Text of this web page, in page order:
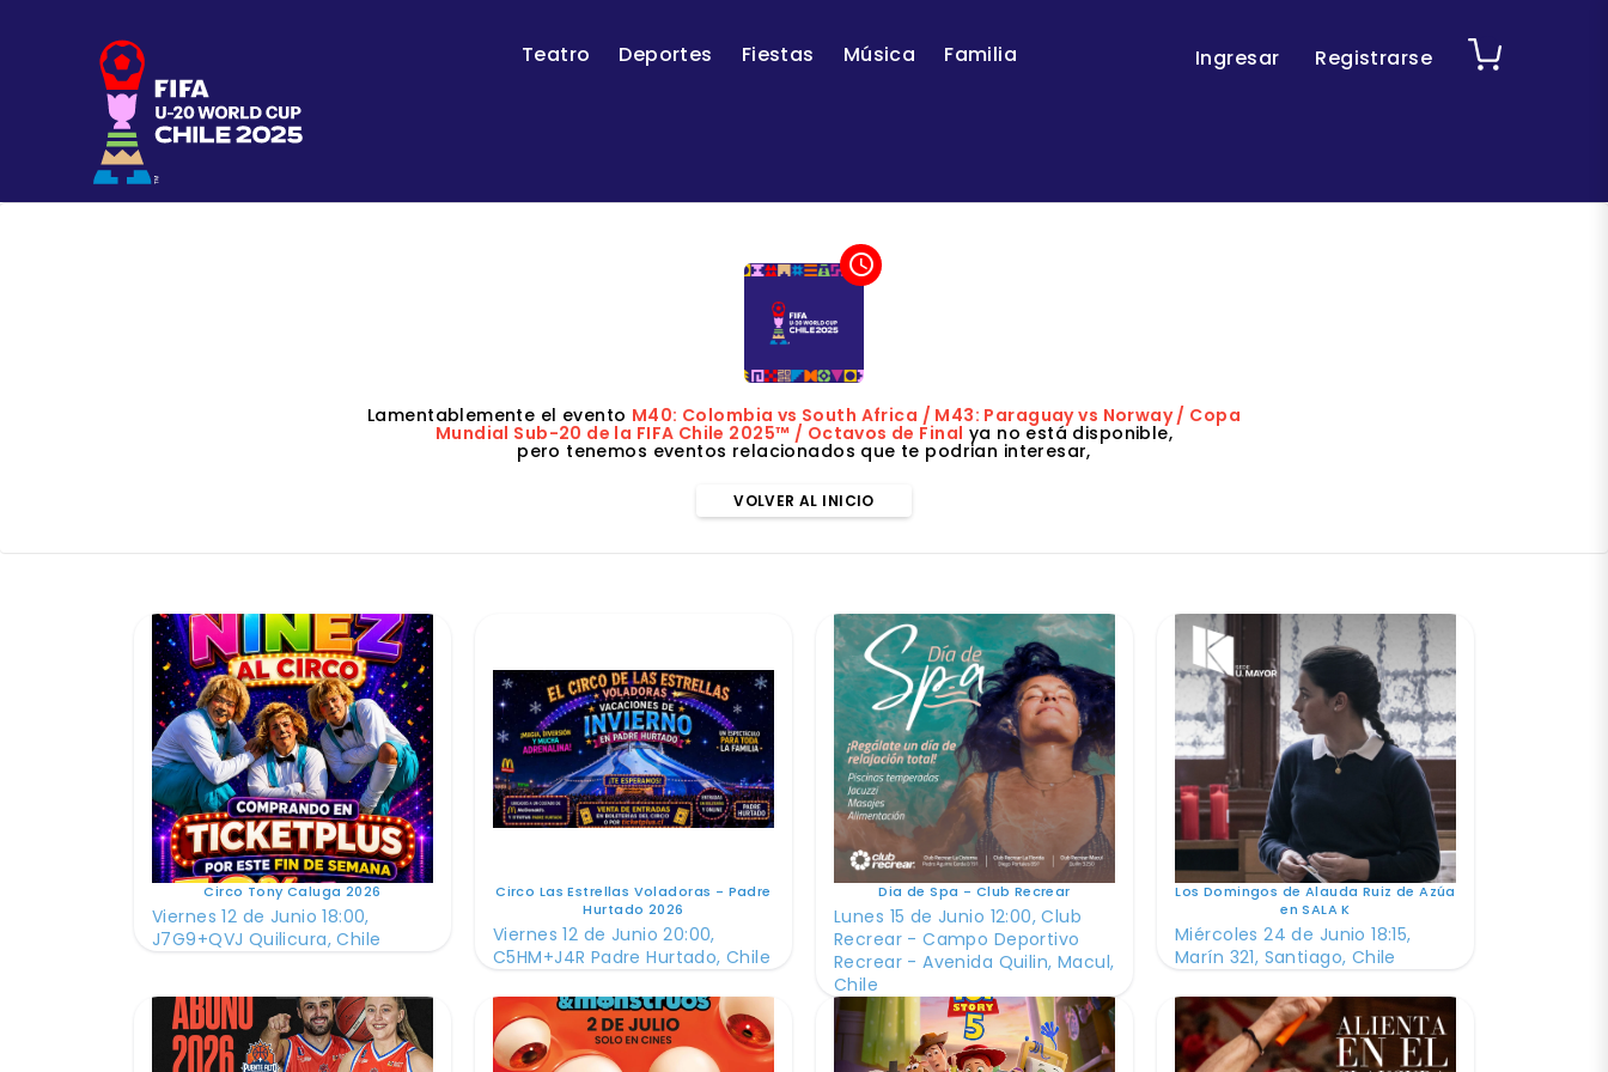
Teatro Deportes Fiestas Música Familia Ingresar Registrarse
access_time
Lamentablemente el evento M40: Colombia vs South Africa / M43: Paraguay vs Norway / Copa
Mundial Sub-20 de la FIFA Chile 2025™ / Octavos de Final ya no está disponible,
pero tenemos eventos relacionados que te podrian interesar,
VOLVER AL INICIO
Circo Tony Caluga 2026
Viernes 12 de Junio 18:00,
J7G9+QVJ Quilicura, Chile
Circo Las Estrellas Voladoras - Padre
Hurtado 2026
Viernes 12 de Junio 20:00,
C5HM+J4R Padre Hurtado, Chile
Dia de Spa - Club Recrear
Lunes 15 de Junio 12:00, Club
Recrear - Campo Deportivo
Recrear - Avenida Quilin, Macul,
Chile
Los Domingos de Alauda Ruiz de Azúa
en SALA K
Miércoles 24 de Junio 18:15,
Marín 321, Santiago, Chile